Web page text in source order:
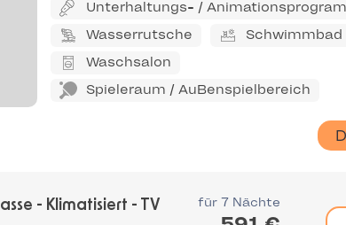
Unterhaltungs- /
Wasserrutsche
Schwimmbad
Waschsalon
Spieleraum / AuBenspielbereich
- Klimatisiert - TV
für 7 Nächte